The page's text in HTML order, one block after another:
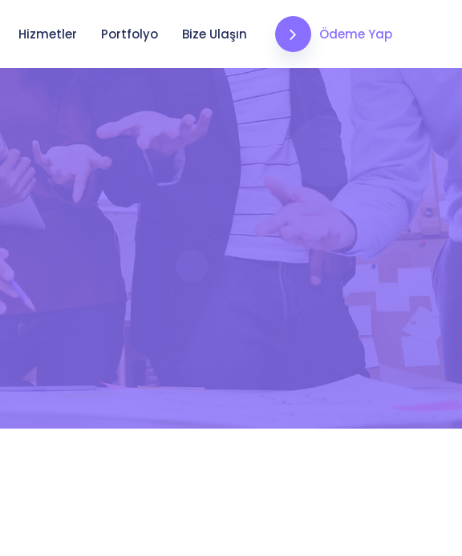
Ödeme Yap
Hizmetler Portfolyo Bize Ulaşın